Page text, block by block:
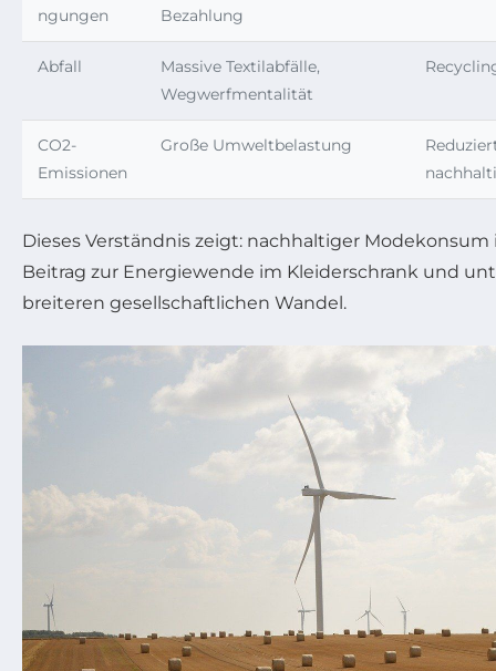
ngungen
Bezahlung
Abfall
Massive Textilabfälle,
Wegwerfmentalität
CO2-
Emissionen
Große Umweltbelastung
Dieses Verständnis zeigt: nachhaltiger
Beitrag zur Energiewende im Kleiderschrank und
breiteren gesellschaftlichen Wandel.